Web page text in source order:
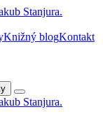
Knižný blogKontakt